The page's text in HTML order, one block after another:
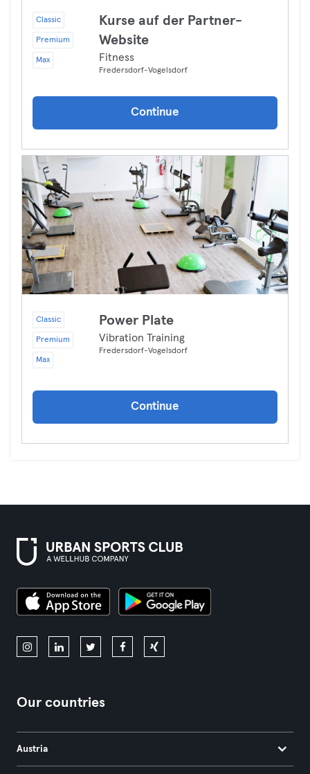
Classic
Premium
Max
Kurse auf der Partner-
Website
Fitness
Fredersdorf-Vogelsdorf
Continue
Classic
Premium
Max
Power Plate
Vibration Training
Fredersdorf-Vogelsdorf
Continue
Our countries
Austria